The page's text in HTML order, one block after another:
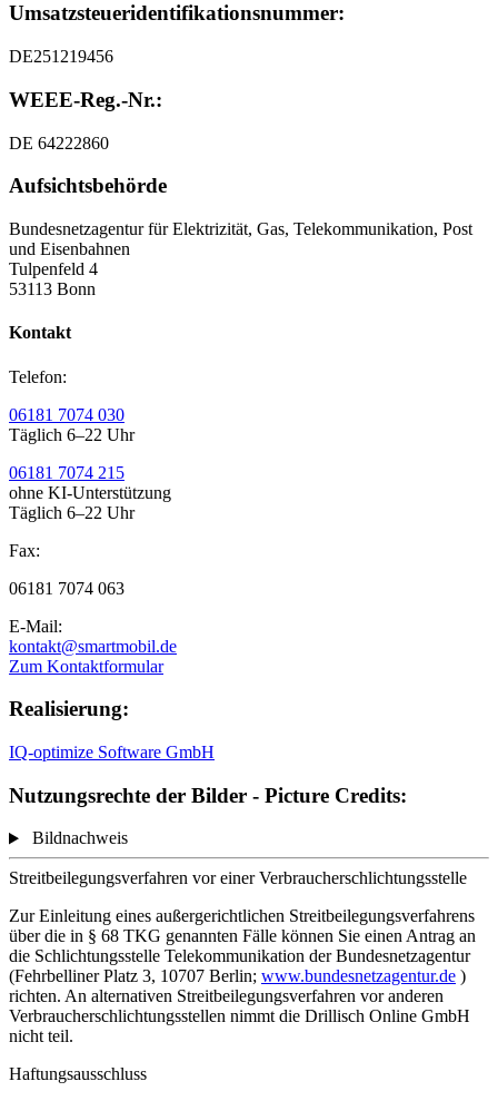
Umsatzsteuer­identifikationsnummer:
DE251219456
WEEE-Reg.-Nr.:
DE 64222860
Aufsichtsbehörde
Bundesnetzagentur für Elektrizität, Gas, Telekommunikation, Post
und Eisenbahnen
Tulpenfeld 4
53113 Bonn
Kontakt
Telefon:
06181 7074 030
Täglich 6–22 Uhr
06181 7074 215
ohne KI-Unterstützung
Täglich 6–22 Uhr
Fax:
06181 7074 063
E-Mail:
kontakt@smartmobil.de
Zum Kontaktformular
Realisierung:
IQ-optimize Software GmbH
Nutzungsrechte der Bilder - Picture Credits:
Bildnachweis
Streitbeilegungsverfahren vor einer Verbraucherschlichtungsstelle
Zur Einleitung eines außergerichtlichen Streitbeilegungsverfahrens
über die in § 68 TKG genannten Fälle können Sie einen Antrag an
die Schlichtungsstelle Telekommunikation der Bundesnetzagentur
(Fehrbelliner Platz 3, 10707 Berlin; www.bundesnetzagentur.de )
richten. An alternativen Streitbeilegungsverfahren vor anderen
Verbraucherschlichtungsstellen nimmt die Drillisch Online GmbH
nicht teil.
Haftungsausschluss